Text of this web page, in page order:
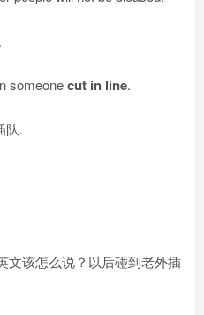
someonecut in line.
队.